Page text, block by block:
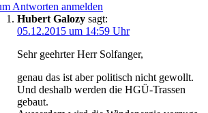
Antworten anmelden
Hubert Galozy sagt:
05.12.2015 um 14:59 Uhr
Sehr geehr­ter Herr Solfanger,
genau das ist aber poli­tisch nicht gewollt.
Und des­halb wer­den die HGÜ-Tras­sen
gebaut.